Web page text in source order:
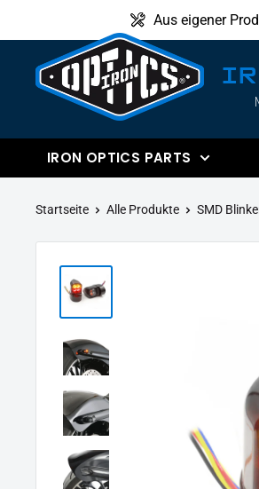
zum
Aus eigener
IRON
IRON OPTICS PARTS
Startseite Alle Produkte SMD